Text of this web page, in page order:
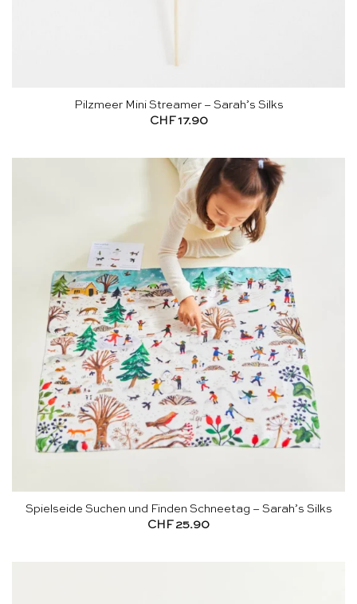
Pilzmeer Mini Streamer – Sarah’s Silks
CHF17.90
Spielseide Suchen und Finden Schneetag – Sarah’s Silks
CHF25.90